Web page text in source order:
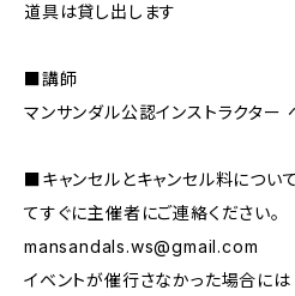
道具は貸し出します
■講師
マンサンダル公認インストラクター
■キャンセルとキャンセル料につい
てすぐに主催者にご連絡ください。
mansandals.ws@gmail.com
イベントが催行さなかった場合に